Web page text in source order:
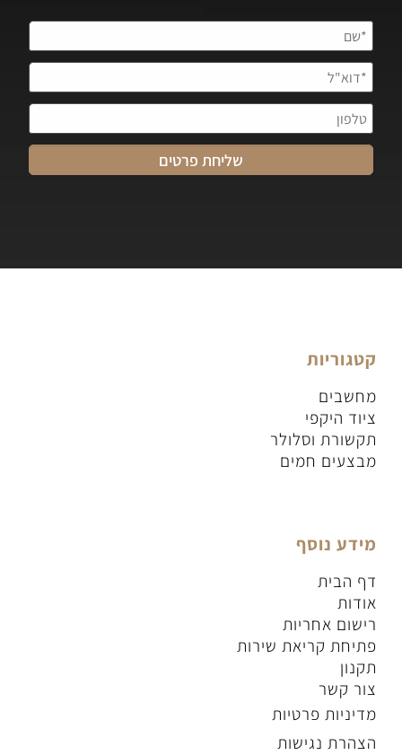
קטגוריות
מחשבים
ציוד היקפי
תקשורת וסלולר
מבצעים חמים
מידע נוסף
דף הבית
אודות
רישום אחריות
פתיחת קריאת שירות
תקנון
צור קשר
מדיניות פרטיות
הצהרת נגישות